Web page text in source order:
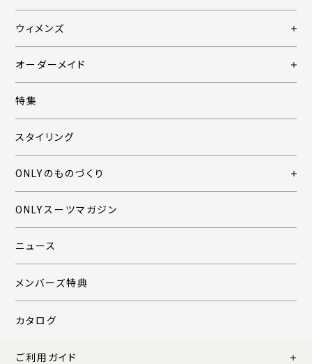
ウィメンズ
オーダーメイド
特集
スタイリング
ONLYのものづくり
ONLYスーツマガジン
ニュース
メンバーズ特典
カタログ
ご利用ガイド